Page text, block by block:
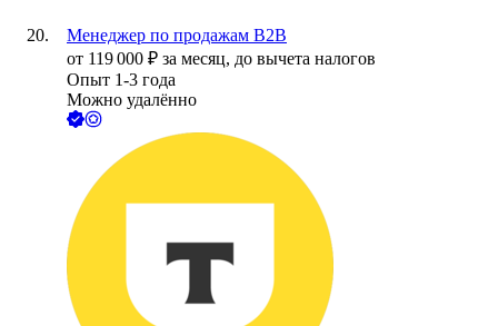
Менеджер по продажам В2В
от 119 000 ₽ за месяц, до вычета налогов
Опыт 1-3 года
Можно удалённо